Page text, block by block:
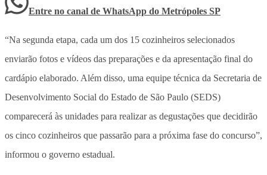
Entre no canal de WhatsApp do Metrópoles SP
“Na segunda etapa, cada um dos 15 cozinheiros selecionados
enviarão fotos e vídeos das preparações e da apresentação final do
cardápio elaborado. Além disso, uma equipe técnica da Secretaria de
Desenvolvimento Social do Estado de São Paulo (SEDS)
comparecerá às unidades para realizar as degustações que decidirão
os cinco cozinheiros que passarão para a próxima fase do concurso”,
informou o governo estadual.